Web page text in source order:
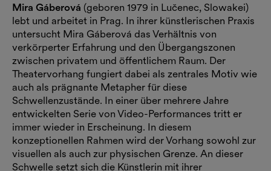
Mira Gáberová (geboren 1979 in Lučenec, Slowakei)
lebt und arbeitet in Prag. In ihrer künstlerischen Praxis
untersucht Mira Gáberová das Verhältnis von
verkörperter Erfahrung und den Übergangszonen
zwischen privatem und öffentlichem Raum. Der
Theatervorhang fungiert dabei als zentrales Motiv wie
auch als prägnante Metapher für diese
Schwellenzustände. In einer über mehrere Jahre
entwickelten Serie von Video-Performances tritt er
immer wieder in Erscheinung. In diesem
konzeptionellen Rahmen wird der Vorhang sowohl zur
visuellen als auch zur physischen Grenze. An dieser
Schwelle setzt sich die Künstlerin mit ihrer